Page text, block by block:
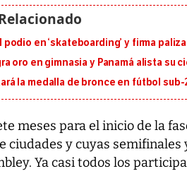
podio en ‘skateboarding’ y firma
oro en gimnasia y Panamá alista su
la medalla de bronce en fútbol
meses para el inicio de la
ciudades y cuyas semifinales
Ya casi todos los